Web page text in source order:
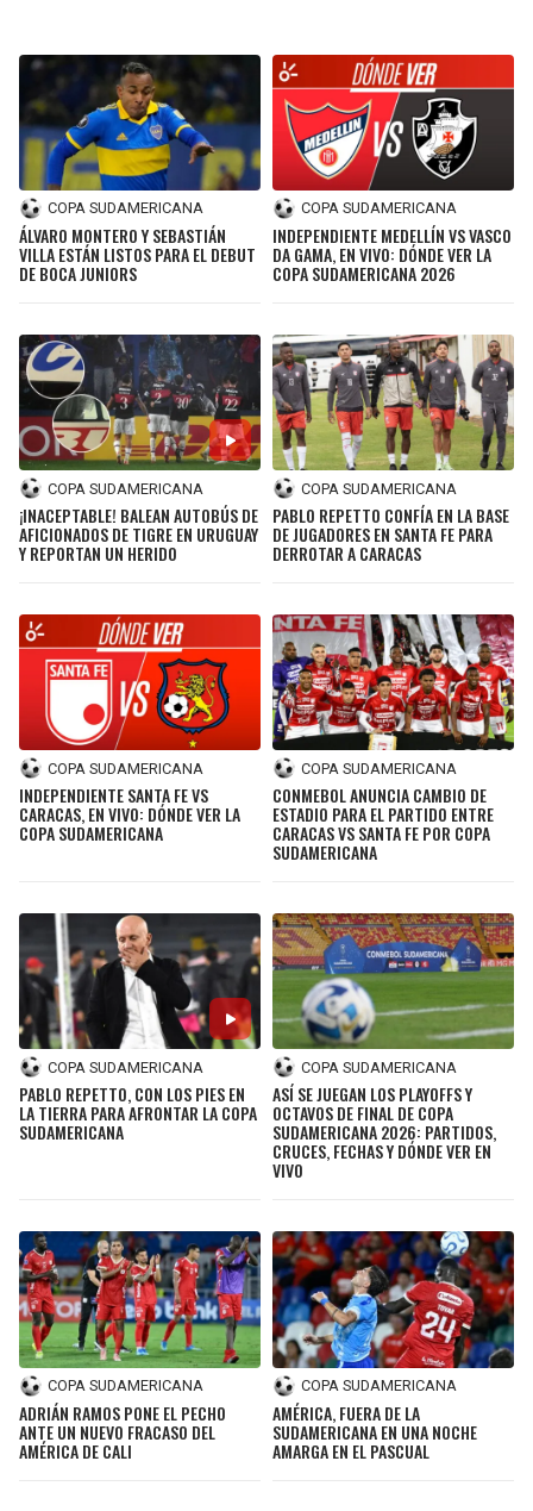
COPA SUDAMERICANA
ÁLVARO MONTERO Y SEBASTIÁN
VILLA ESTÁN LISTOS PARA EL DEBUT
DE BOCA JUNIORS
COPA SUDAMERICANA
INDEPENDIENTE MEDELLÍN VS VASCO
DA GAMA, EN VIVO: DÓNDE VER LA
COPA SUDAMERICANA 2026
COPA SUDAMERICANA
¡INACEPTABLE! BALEAN AUTOBÚS DE
AFICIONADOS DE TIGRE EN URUGUAY
Y REPORTAN UN HERIDO
COPA SUDAMERICANA
PABLO REPETTO CONFÍA EN LA BASE
DE JUGADORES EN SANTA FE PARA
DERROTAR A CARACAS
COPA SUDAMERICANA
INDEPENDIENTE SANTA FE VS
CARACAS, EN VIVO: DÓNDE VER LA
COPA SUDAMERICANA
COPA SUDAMERICANA
CONMEBOL ANUNCIA CAMBIO DE
ESTADIO PARA EL PARTIDO ENTRE
CARACAS VS SANTA FE POR COPA
SUDAMERICANA
COPA SUDAMERICANA
PABLO REPETTO, CON LOS PIES EN
LA TIERRA PARA AFRONTAR LA COPA
SUDAMERICANA
COPA SUDAMERICANA
ASÍ SE JUEGAN LOS PLAYOFFS Y
OCTAVOS DE FINAL DE COPA
SUDAMERICANA 2026: PARTIDOS,
CRUCES, FECHAS Y DÓNDE VER EN
VIVO
COPA SUDAMERICANA
ADRIÁN RAMOS PONE EL PECHO
ANTE UN NUEVO FRACASO DEL
AMÉRICA DE CALI
COPA SUDAMERICANA
AMÉRICA, FUERA DE LA
SUDAMERICANA EN UNA NOCHE
AMARGA EN EL PASCUAL